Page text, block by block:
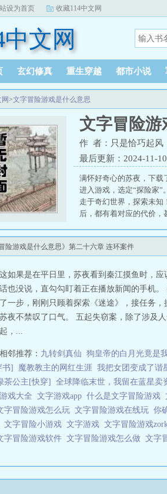
设为首页 收藏114中文网
中文网
玄幻修真 重生穿越 都市小说
网>文字冒险游戏是什么意思
文字冒险游
作 者：只是恰巧起风
最后更新：2024-11-
满怀好奇心的苏夜，下载
进入游戏，选定“探险家
走于奇幻世界，探索未
后，都有着对应的代价
冒险游戏是什么意思》第二十六章 连环案件
这如果是在平日里，苏夜看到秦江摸鱼时，
也没说，直勾勾盯着正在播放新闻的手机
一步，刚刚只顾着探索《迷途》，接任务
夜不禁叹了口气。 五起失窃案，除了涉及
，...
相邻推荐： 九转剑真仙 狗皇帝的白月光竟是
书]
魔教教主的网红生涯 我把女团变成了谐
茶公主[快穿] 全球降临末世，我留在蓝星卖
戏大全 文字游戏app 什么是文字冒险游戏
字冒险游戏怎么玩 文字冒险游戏在线玩 你
文字冒险小游戏 文字游戏 文字冒险游戏
字冒险游戏软件 文字冒险游戏怎么做 文字